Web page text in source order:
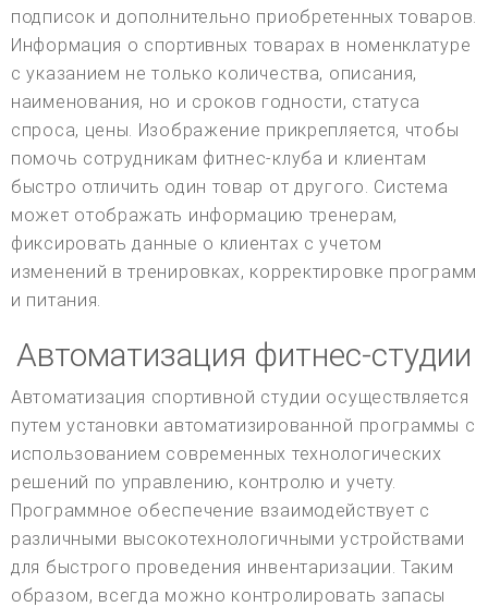
подписок и дополнительно приобретенных товаров.
Информация о спортивных товарах в номенклатуре
с указанием не только количества, описания,
наименования, но и сроков годности, статуса
спроса, цены. Изображение прикрепляется, чтобы
помочь сотрудникам фитнес-клуба и клиентам
быстро отличить один товар от другого. Система
может отображать информацию тренерам,
фиксировать данные о клиентах с учетом
изменений в тренировках, корректировке программ
и питания.
Автоматизация фитнес-студии
Автоматизация спортивной студии осуществляется
путем установки автоматизированной программы с
использованием современных технологических
решений по управлению, контролю и учету.
Программное обеспечение взаимодействует с
различными высокотехнологичными устройствами
для быстрого проведения инвентаризации. Таким
образом, всегда можно контролировать запасы